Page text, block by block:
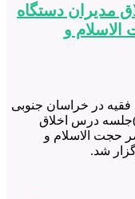
مدیران دستگاه
و
در خراسان جنوبی
درس اخلاق
حجت الاسلام و
شد.